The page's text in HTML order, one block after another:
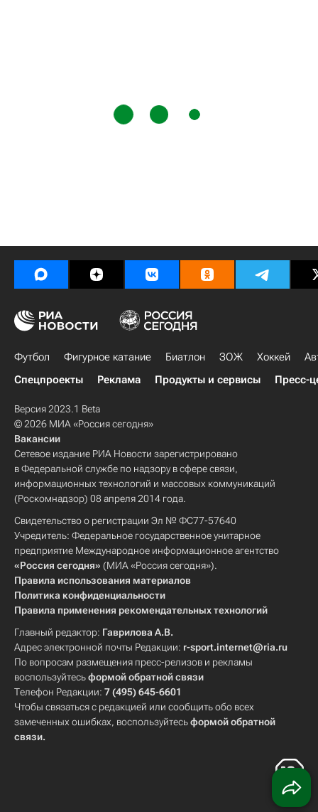
Футбол Фигурное катание Биатлон ЗОЖ Хоккей
Спецпроекты
Реклама Продукты и сервисы Пресс-
Версия 2023.1 Beta
© 2026 МИА «Россия сегодня»
Вакансии
Сетевое издание РИА Новости зарегистрировано
в Федеральной службе по надзору в сфере связи,
информационных технологий и массовых коммуникаций
(Роскомнадзор) 08 апреля 2014 года.
Свидетельство о регистрации Эл № ФС77-57640
Учредитель: Федеральное государственное унитарное
предприятие Международное информационное агентство
«Россия сегодня» (МИА «Россия сегодня»).
Правила использования материалов
Политика конфиденциальности
Правила применения рекомендательных технологий
Главный редактор: Гаврилова А.В.
Адрес электронной почты Редакции: r-sport.internet@ria.ru
По вопросам размещения пресс-релизов и рекламы
воспользуйтесьформой обратной связи
Телефон Редакции: 7 (495) 645-6601
Чтобы связаться с редакцией или сообщить обо всех
замеченных ошибках, воспользуйтесьформой обратной
связи.